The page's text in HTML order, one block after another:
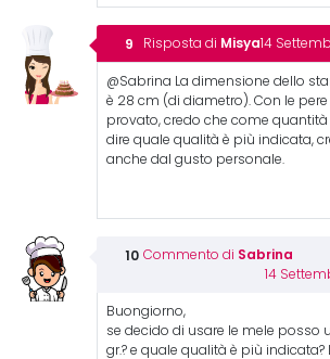
Risposta di Misya14
@Sabrina La dimensione dello
è 28 cm (di diametro). Con le
provato, credo che come quantità
dire quale qualità è più indicata,
anche dal gusto personale.
Commento di Sabrina
14
Buongiorno,
se decido di usare le mele posso
gr.? e quale qualità è più indicata?